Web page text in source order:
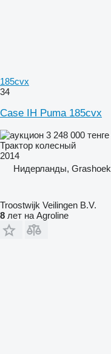
185cvx
34
Case IH Puma 185cvx
3 248 000 тенге
Трактор колесный
2014
Нидерланды, Grashoek
Troostwijk Veilingen B.V.
8 лет на Agroline